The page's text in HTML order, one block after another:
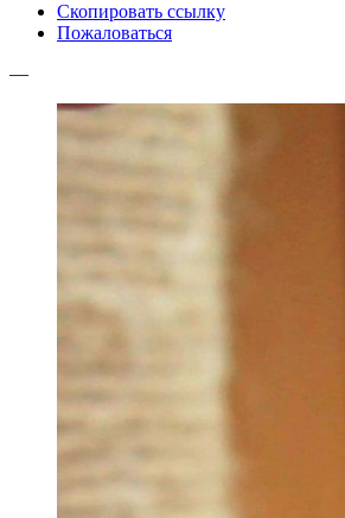
Скопировать ссылку
Пожаловаться
—